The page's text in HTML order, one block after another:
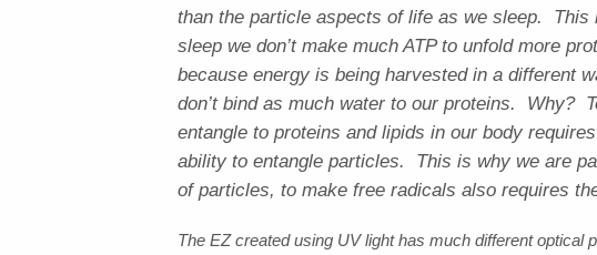
than the particle aspects of life as we sleep. This
sleep we don’t make much ATP to unfold more
because energy is being harvested in a different
don’t bind as much water to our proteins. Why?
entangle to proteins and lipids in our body
ability to entangle particles. This is why we are
of particles, to make free radicals also requires
The EZ created using UV light has much different optical